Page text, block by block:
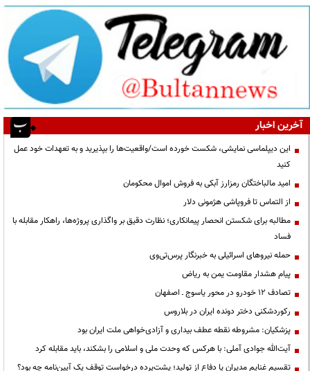
آخرین اخبار
این دیپلماسی نمایشی، شکست خورده است/واقعیت‌ها را بپذیرید و به تعهدات خود عمل
کنید
امید مالباختگان رمزارز آبکی به فروش اموال محکومان
از التماس تا فروپاشی هژمونی دلار
مطالبه برای شکستن انحصار پیمانکاری؛ نظارت دقیق بر واگذاری پروژه‌ها، راهکار مقابله با
فساد
حمله نیروهای اسرائیلی به خبرنگار پرس‌تی‌وی
پیام هشدار مقاومت یمن به ریاض
تصادف ۱۲ خودرو در محور یاسوج ـ اصفهان
رکوردشکنی دختر دونده ایران در بلاروس
پزشکیان: مشروطه نقطه عطف بیداری و آزادی‌خواهی ملت ایران بود
آیت‌الله جوادی آملی: با هرکس که وحدت ملی و اسلامی را بشکند، باید مقابله کرد
تقسیم غنایم مدیران یا دفاع از تولید؛ پشت‌پرده درخواست توقف یک آیین‌نامه چه بود؟